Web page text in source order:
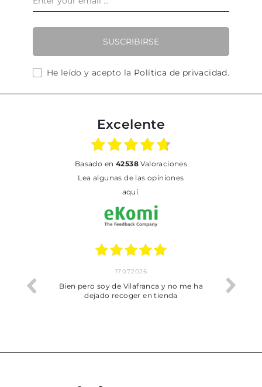
SUSCRIBIRSE
He leído y acepto la Política de privacidad.
Excelente
basado en 42538Valoraciones
Lea algunas de las opiniones
aquí.
trobat
17.07.2026
Bien pero soy de Vilafranca y no me ha
dejado recoger en tienda